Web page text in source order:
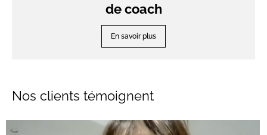
de coach
En savoir plus
Nos clients témoignent